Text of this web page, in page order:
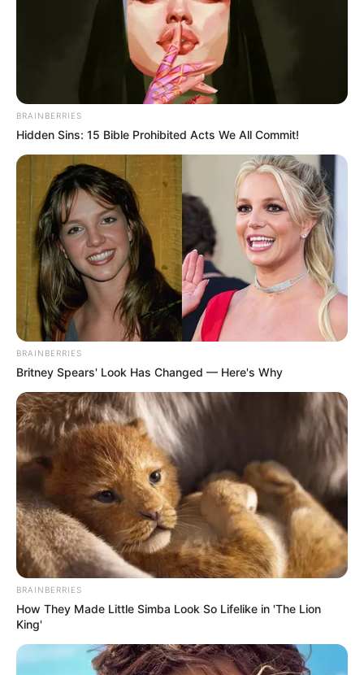
BRAINBERRIES
Hidden Sins: 15 Bible Prohibited Acts We All Commit!
BRAINBERRIES
Britney Spears' Look Has Changed — Here's Why
BRAINBERRIES
How They Made Little Simba Look So Lifelike in 'The Lion
King'